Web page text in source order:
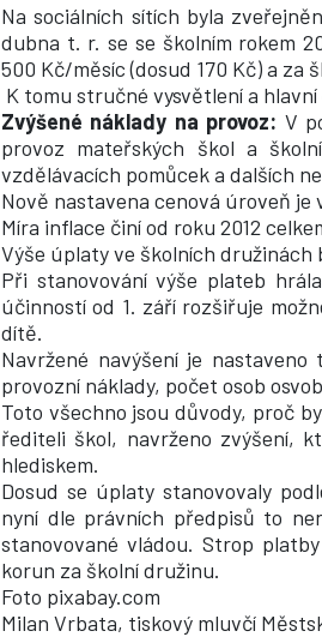
Na sociálních sítích byla
dubna t. r. se se školním rokem
500 Kč/měsíc (dosud 170 Kč) a za
K tomu stručné vysvětlení a
Zvýšené náklady na provoz: V
provoz mateřských škol a
vzdělávacích pomůcek a dalších
Nově nastavena cenová úroveň je
Míra inflace činí od roku 2012
Výše úplaty ve školních družinách
Při stanovování výše plateb
účinností od 1. září rozšiřuje
dítě.
Navržené navýšení je
provozní náklady, počet osob
Toto všechno jsou důvody, proč
řediteli škol, navrženo zvýšení,
hlediskem.
Dosud se úplaty stanovovaly
nyní dle právních předpisů to
stanovované vládou. Strop
korun za školní družinu.
Foto pixabay.com
Milan Vrbata, tiskový mluvčí